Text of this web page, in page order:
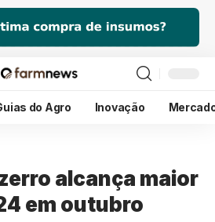
do Agro Inovação
alcança maior
em outubro